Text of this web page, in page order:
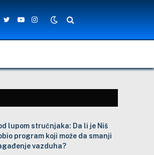
TwitterYouTubeInstagram
lupom stručnjaka: Da li je Niš
program koji može da smanji
vazduha?